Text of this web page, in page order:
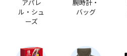
アパレ
ル・シュ
ーズ
腕時計・
バッグ